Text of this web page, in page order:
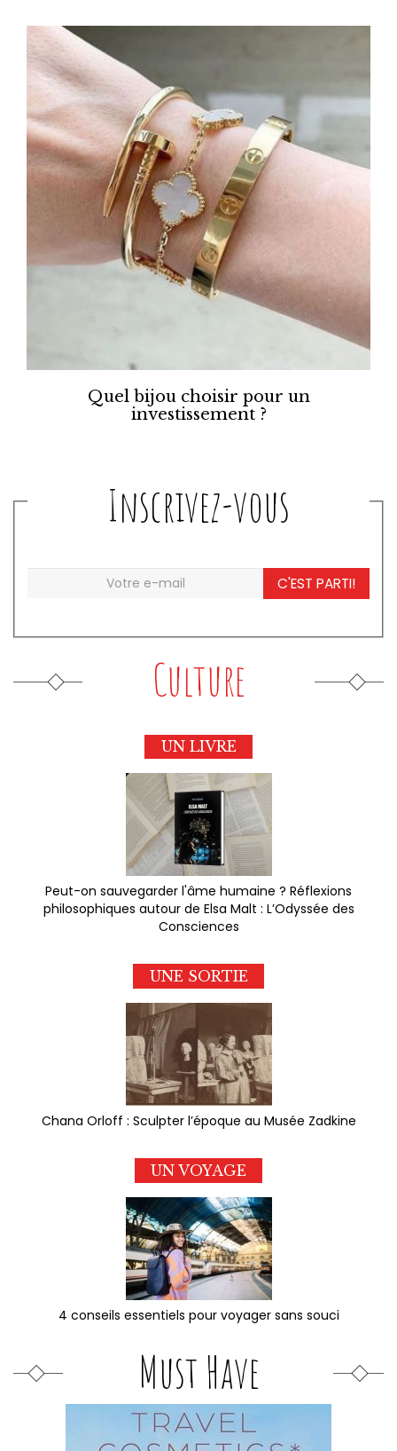
Quel bijou choisir pour un
investissement ?
Inscrivez-vous
C'EST PARTI!
Culture
UN LIVRE
Peut-on sauvegarder l'âme humaine ? Réflexions
philosophiques autour de Elsa Malt : L’Odyssée des
Consciences
UNE SORTIE
Chana Orloff : Sculpter l’époque au Musée Zadkine
UN VOYAGE
4 conseils essentiels pour voyager sans souci
Must Have